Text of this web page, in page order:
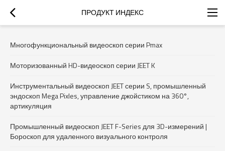
ПРОДУКТ ИНДЕКС
Многофункциональный видеоскоп серии Pmax
Моторизованный HD-видеоскоп серии JEET K
Инструментальный видеоскоп JEET серии S, промышленный
эндоскоп Mega Pixles, управление джойстиком на 360°,
артикуляция
Промышленный видеоскоп JEET F-Series для 3D-измерений |
Бороскоп для удаленного визуального контроля